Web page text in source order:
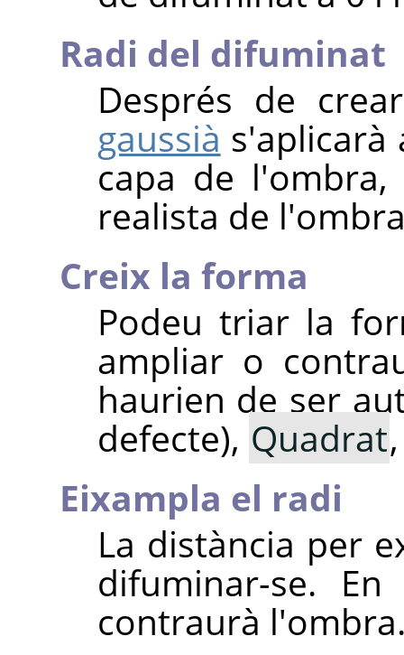
Radi del difuminat
Després de
gaussià s'aplicarà
capa de
realista de
Creix la forma
Podeu triar la
ampliar o
haurien de ser
defecte), Quadrat
Eixampla el radi
La distància per
difuminar-se.
contraurà